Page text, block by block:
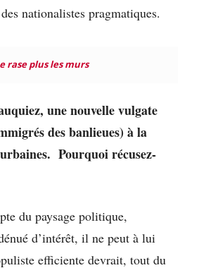
nationalistes pragmatiques.
plus les murs
une nouvelle vulgate
des banlieues) à la
Pourquoi récusez-
du paysage politique,
d’intérêt, il ne peut à lui
efficiente devrait, tout du